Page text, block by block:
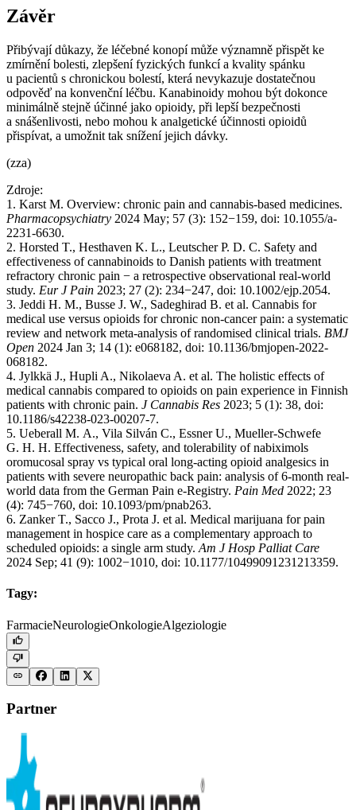
Závěr
Přibývají důkazy, že léčebné konopí může významně přispět ke
zmírnění bolesti, zlepšení fyzických funkcí a kvality spánku
u pacientů s chronickou bolestí, která nevykazuje dostatečnou
odpověď na konvenční léčbu. Kanabinoidy mohou být dokonce
minimálně stejně účinné jako opioidy, při lepší bezpečnosti
a snášenlivosti, nebo mohou k analgetické účinnosti opioidů
přispívat, a umožnit tak snížení jejich dávky.
(zza)
Zdroje:
1. Karst M. Overview: chronic pain and cannabis-based medicines.
Pharmacopsychiatry 2024 May; 57 (3): 152−159, doi: 10.1055/a-
2231-6630.
2. Horsted T., Hesthaven K. L., Leutscher P. D. C. Safety and
effectiveness of cannabinoids to Danish patients with treatment
refractory chronic pain −⁠ a retrospective observational real-world
study. Eur J Pain 2023; 27 (2): 234−247, doi: 10.1002/ejp.2054.
3. Jeddi H. M., Busse J. W., Sadeghirad B. et al. Cannabis for
medical use versus opioids for chronic non-cancer pain: a systematic
review and network meta-analysis of randomised clinical trials. BMJ
Open 2024 Jan 3; 14 (1): e068182, doi: 10.1136/bmjopen-2022-
068182.
4. Jylkkä J., Hupli A., Nikolaeva A. et al. The holistic effects of
medical cannabis compared to opioids on pain experience in Finnish
patients with chronic pain. J Cannabis Res 2023; 5 (1): 38, doi:
10.1186/s42238-023-00207-7.
5. Ueberall M. A., Vila Silván C., Essner U., Mueller-Schwefe
G. H. H. Effectiveness, safety, and tolerability of nabiximols
oromucosal spray vs typical oral long-acting opioid analgesics in
patients with severe neuropathic back pain: analysis of 6-month real-
world data from the German Pain e-Registry. Pain Med 2022; 23
(4): 745−760, doi: 10.1093/pm/pnab263.
6. Zanker T., Sacco J., Prota J. et al. Medical marijuana for pain
management in hospice care as a complementary approach to
scheduled opioids: a single arm study. Am J Hosp Palliat Care
2024 Sep; 41 (9): 1002−1010, doi: 10.1177/10499091231213359.
Tagy:
FarmacieNeurologieOnkologieAlgeziologie
Partner